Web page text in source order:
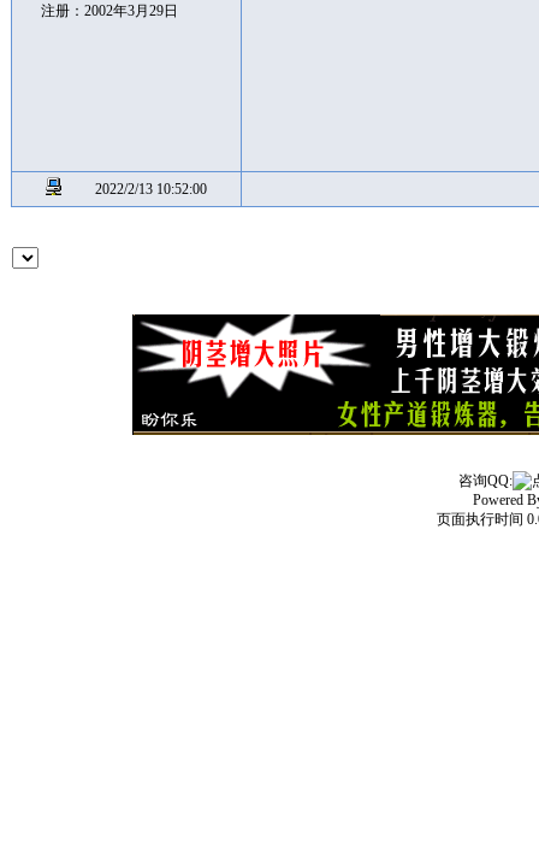
注册：2002年3月29日
2022/2/13 10:52:00
咨询QQ:
Powered
页面执行时间